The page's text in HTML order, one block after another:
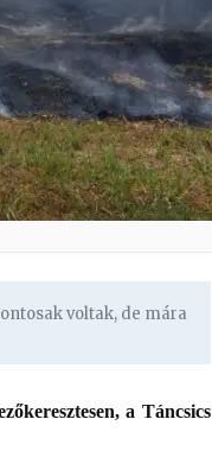
voltak, de mára
a Táncsics